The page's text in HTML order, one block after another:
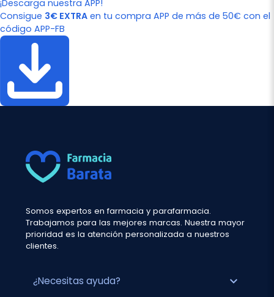
¡Descarga nuestra APP!
Consigue 3€ EXTRA en tu compra APP de más de 50€ con el
código APP-FB
Somos expertos en farmacia y parafarmacia.
Trabajamos para las mejores marcas. Nuestra mayor
prioridad es la atención personalizada a nuestros
clientes.
¿Necesitas ayuda? expand_more